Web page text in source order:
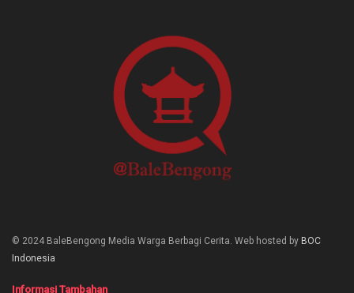
© 2024 BaleBengong Media Warga Berbagi Cerita. Web hosted by BOC
Indonesia
Informasi Tambahan